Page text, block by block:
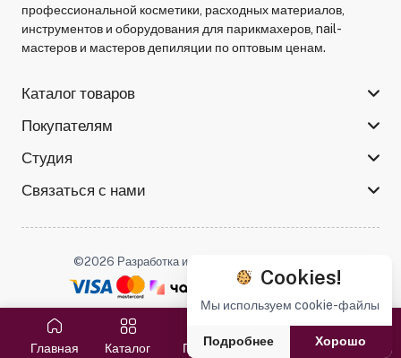
Главная Каталог Поиск Избранное Корзина
профессиональной косметики, расходных материалов,
инструментов и оборудования для парикмахеров, nail-
мастеров и мастеров депиляции по оптовым ценам.
Каталог товаров
Покупателям
Студия
Связаться с нами
©2026 Разработка и поддержка -
Cookies!
Мы используем cookie-файлы
Подробнее Хорошо